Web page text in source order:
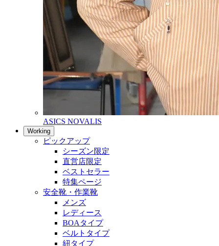
ASICS NOVALIS
Working
ピックアップ
シーズン限定
直営店限定
ベストセラー
特集ページ
安全靴・作業靴
メンズ
レディース
BOAタイプ
ベルトタイプ
紐タイプ